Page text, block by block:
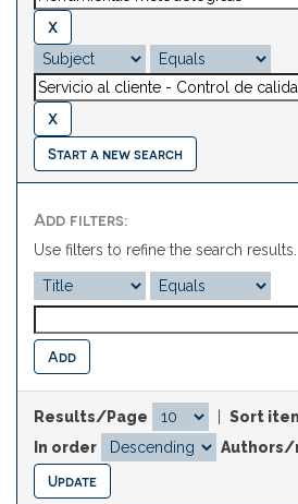
Start a new search
Add filters:
Use filters to refine the search results.
Results/Page
Sort
In order